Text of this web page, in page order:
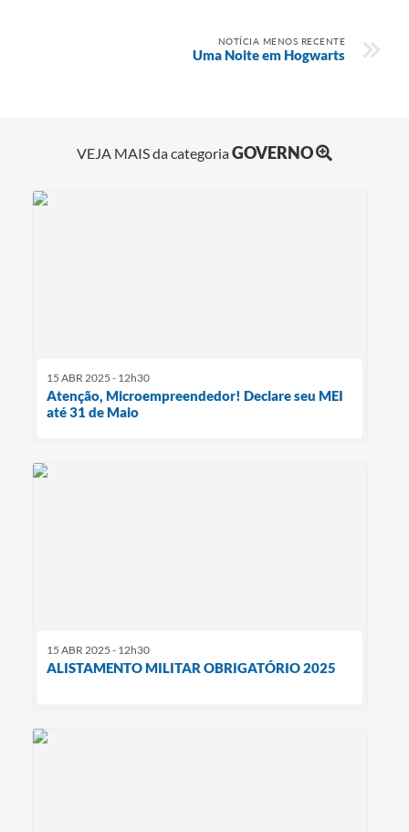
NOTÍCIA MENOS RECENTE
Uma Noite em Hogwarts
VEJA MAIS da categoriaGOVERNO
15 ABR 2025 - 12h30
Atenção, Microempreendedor! Declare seu MEI
até 31 de Maio
15 ABR 2025 - 12h30
ALISTAMENTO MILITAR OBRIGATÓRIO 2025